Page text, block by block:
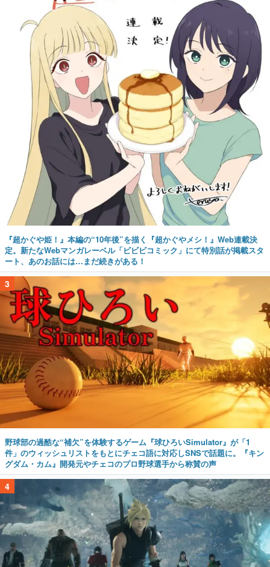
『超かぐや姫！』本編の“10年後”を描く『超かぐやメシ！』Web連載決
定。新たなWebマンガレーベル「ビビビコミック」にて特別話が掲載スタ
ート、あのお話には…まだ続きがある！
野球部の過酷な“補欠”を体験するゲーム『球ひろいSimulator』が「1
件」のウィッシュリストをもとにチェコ語に対応しSNSで話題に。『キン
グダム・カム』開発元やチェコのプロ野球選手から称賛の声
4